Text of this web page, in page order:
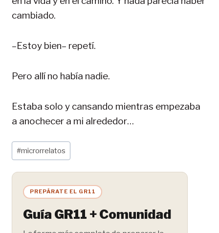
cambiado.
–Estoy bien– repetí.
Pero allí no había nadie.
Estaba solo y cansando mientras empezaba
a anochecer a mi alrededor…
Etiquetas
de
la
entrada:
#microrrelatos
PREPÁRATE EL GR11
Guía GR11 + Comunidad